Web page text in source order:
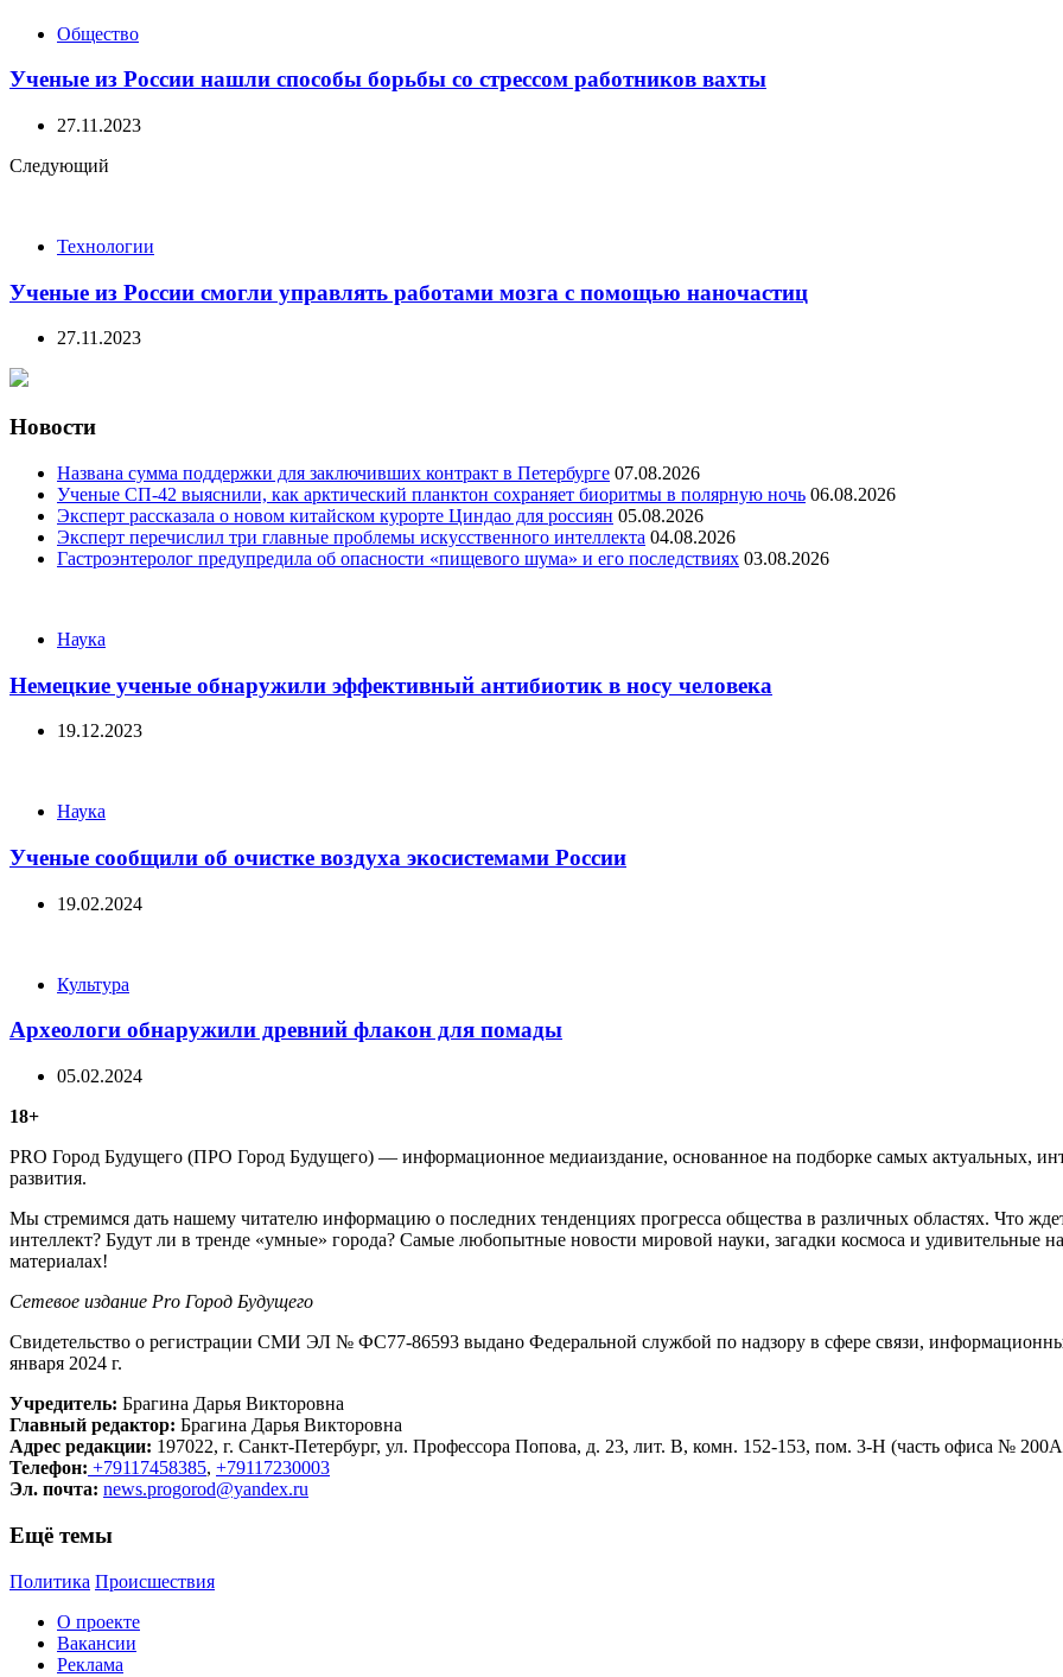
Общество
Ученые из России нашли способы борьбы со стрессом работников вахты
27.11.2023
Следующий
Технологии
Ученые из России смогли управлять работами мозга с помощью наночастиц
27.11.2023
Новости
Названа сумма поддержки для заключивших контракт в Петербурге 07.08.2026
Ученые СП-42 выяснили, как арктический планктон сохраняет биоритмы в полярную ночь 06.08.2026
Эксперт рассказала о новом китайском курорте Циндао для россиян 05.08.2026
Эксперт перечислил три главные проблемы искусственного интеллекта 04.08.2026
Гастроэнтеролог предупредила об опасности «пищевого шума» и его последствиях 03.08.2026
Categories
Наука
Немецкие ученые обнаружили эффективный антибиотик в носу человека
19.12.2023
Categories
Наука
Ученые сообщили об очистке воздуха экосистемами России
19.02.2024
CategoriesКультура
Археологи обнаружили древний флакон для помады
05.02.2024
18+
PRO Город Будущего (ПРО Город Будущего) — информационное медиаиздание, основанное на подборке самых актуальных,
развития.
Мы стремимся дать нашему читателю информацию о последних тенденциях прогресса общества в различных областях. Что
интеллект? Будут ли в тренде «умные» города? Самые любопытные новости мировой науки, загадки космоса и удивительные
материалах!
Сетевое издание Рrо Город Будущего
Свидетельство о регистрации СМИ ЭЛ № ФС77-86593 выдано Федеральной службой по надзору в сфере связи,
января 2024 г.
Учредитель: Брагина Дарья Викторовна
Главный редактор: Брагина Дарья Викторовна
Адрес редакции: 197022, г. Санкт-Петербург, ул. Профессора Попова, д. 23, лит. В, комн. 152-153, пом. 3-Н (часть офиса №
Телефон: +79117458385, +79117230003
Эл. почта: news.progorod@yandex.ru
Ещё темы
Политика Происшествия
О проекте
Вакансии
Реклама